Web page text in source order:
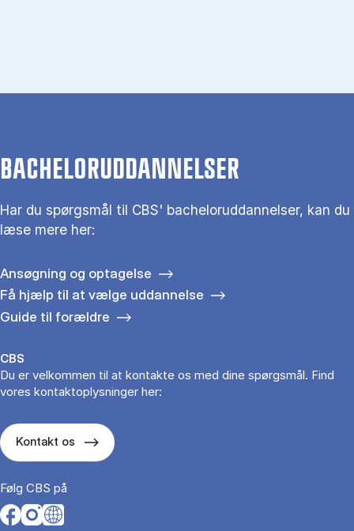
BACHELORUDDANNELSER
Har du spørgsmål til CBS' bacheloruddannelser, kan du
læse mere her:
Ansøgning og optagelse
Få hjælp til at vælge uddannelse
Guide til forældre
CBS
Du er velkommen til at kontakte os med dine spørgsmål. Find
vores kontaktoplysninger her:
Kontakt os
Følg CBS på
Opens in a new tab
Opens in a new tab
Opens in a new tab